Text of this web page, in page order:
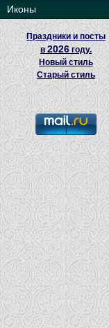
Иконы
Праздники и посты
в2026 году.
Новый стиль
Старый стиль